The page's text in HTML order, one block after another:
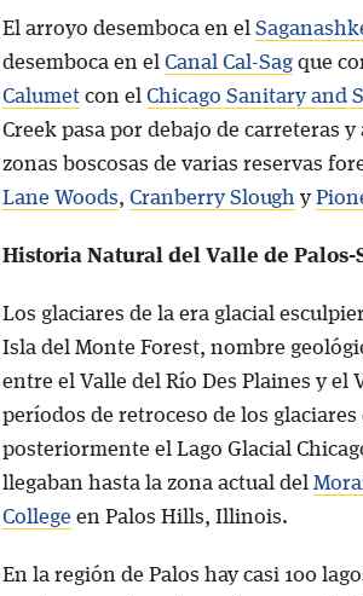
El arroyo desemboca en el
desemboca en el Canal Cal-Sagque
Calumetcon el Chicago Sanitary and
Creek pasa por debajo de carreteras
zonas boscosas de varias reservas
Lane Woods, Cranberry Slough y
Historia Natural del Valle de Palos-
Los glaciares de la era glacial
Isla del Monte Forest, nombre
entre el Valle del Río Des Plaines y el
períodos de retroceso de los glaciares
posteriormente el Lago Glacial
llegaban hasta la zona actual del
Collegeen Palos Hills, Illinois.
En la región de Palos hay casi 100